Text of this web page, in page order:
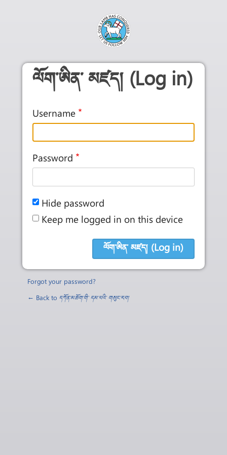
ལོག་ཨིན་ མཛད། (Log in)
Username
Password
Hide password
Keep me logged in on this device
Forgot your password?
← Back to དཀོན་མཆོག་གི་ དམ་པའི་ གསུང་རབ།